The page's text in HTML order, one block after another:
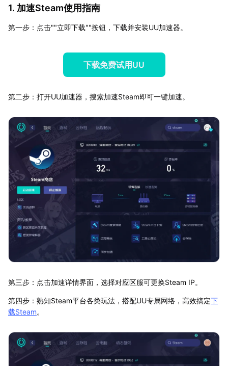
1. 加速Steam使用指南
第一步：点击""立即下载""按钮，下载并安装UU加速器。
下载免费试用UU
第二步：打开UU加速器，搜索加速Steam即可一键加速。
第三步：点击加速详情界面，选择对应区服可更换Steam IP。
第四步：熟知Steam平台各类玩法，搭配UU专属网络，高效搞定下
载Steam。